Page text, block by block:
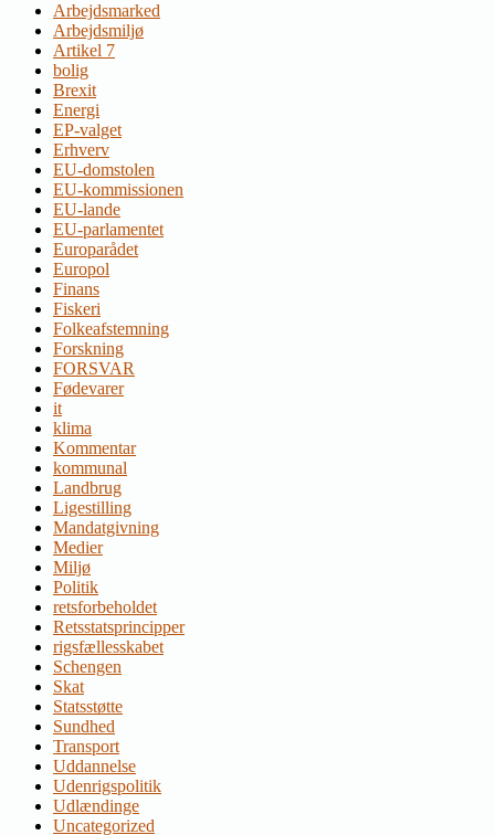
Arbejdsmarked
Arbejdsmiljø
Artikel 7
bolig
Brexit
Energi
EP-valget
Erhverv
EU-domstolen
EU-kommissionen
EU-lande
EU-parlamentet
Europarådet
Europol
Finans
Fiskeri
Folkeafstemning
Forskning
FORSVAR
Fødevarer
it
klima
Kommentar
kommunal
Landbrug
Ligestilling
Mandatgivning
Medier
Miljø
Politik
retsforbeholdet
Retsstatsprincipper
rigsfællesskabet
Schengen
Skat
Statsstøtte
Sundhed
Transport
Uddannelse
Udenrigspolitik
Udlændinge
Uncategorized